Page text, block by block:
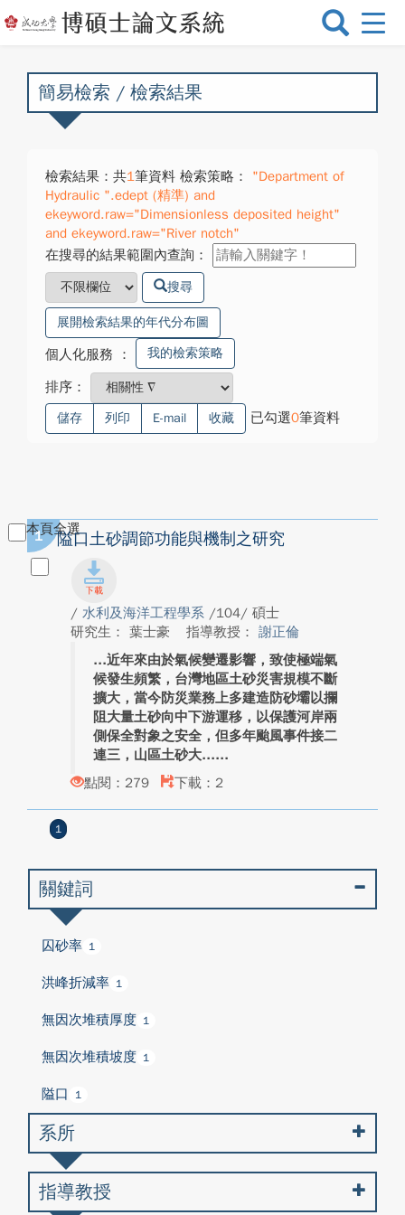
選
換
簡易檢索 / 檢索結果
檢索結果：共1筆資料 檢索策略：
"Department of
Hydraulic ".edept (精準) and
ekeyword.raw="Dimensionless deposited height"
and ekeyword.raw="River notch"
在搜尋的結果範圍內查詢：
搜尋
展開檢索結果的年代分布圖
個人化服務 ： 我的檢索策略
排序：
儲存 列印 E-mail 收藏 已勾選0筆資料
本頁全選
1 隘口土砂調節功能與機制之研究
/ 水利及海洋工程學系 /104/ 碩士
研究生： 葉士豪
指導教授： 謝正倫
近年來由於氣候變遷影響，致使極端氣
候發生頻繁，台灣地區土砂災害規模不斷
擴大，當今防災業務上多建造防砂壩以攔
阻大量土砂向中下游運移，以保護河岸兩
側保全對象之安全，但多年颱風事件接二
連三，山區土砂大...
點閱：279
下載：2
1
關鍵詞
囚砂率 1
洪峰折減率 1
無因次堆積厚度 1
無因次堆積坡度 1
隘口 1
系所
指導教授